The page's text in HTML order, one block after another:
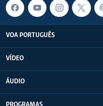
VOA PORTUGUÊS
VÍDEO
ÁUDIO